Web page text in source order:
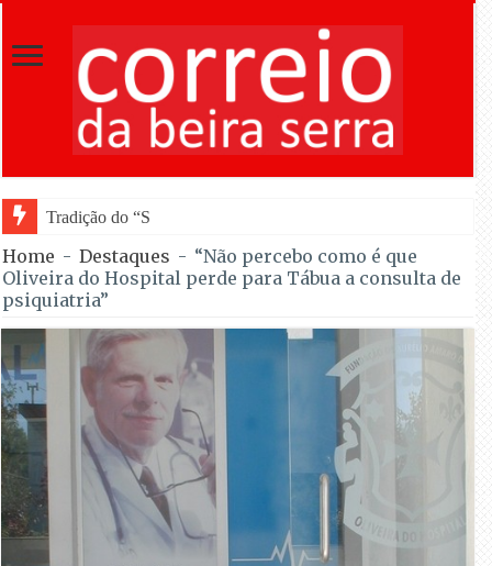
Tradição do “Solteiros vs Casados” regressa às
Home - Destaques - “Não percebo como é que
Oliveira do Hospital perde para Tábua a consulta de
psiquiatria”